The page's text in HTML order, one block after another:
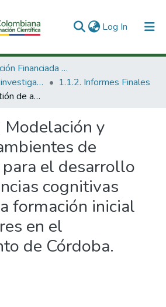
Log In (current)
1. Investigación Financiada con Recursos Públicos
1.1 Productos de investigación
1.1.2. Informes Finales
Modelación y gestión de ambientes de aprendizaje para el desarrollo de competencias cognitivas básicas en la formación inicial de educadores en el departamento de Córdoba.
Modelación y
de
el desarrollo
cognitivas
formación inicial
en el
de Córdoba.